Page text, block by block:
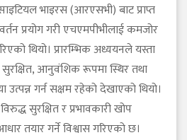
भाइरस (आरएसभी) बाट प्राप्त
प्रयोग गरी एचएमपीभीलाई कमजोर
थियो। प्रारम्भिक अध्ययनले यस्ता
आनुवंशिक रूपमा स्थिर तथा
उत्पन्न गर्न सक्षम रहेको देखाएको थियो।
सुरक्षित र प्रभावकारी खोप
तयार गर्ने विश्वास गरिएको छ।